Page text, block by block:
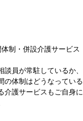
制・併設介護サービス
員が常駐しているか、
の体制はどうなっている
介護サービスもご自身に